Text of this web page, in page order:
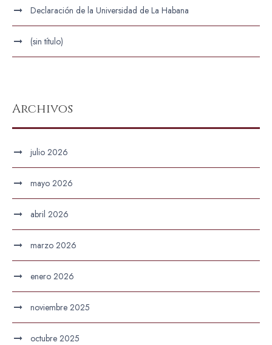
Declaración de la Universidad de La Habana
(sin título)
Archivos
julio 2026
mayo 2026
abril 2026
marzo 2026
enero 2026
noviembre 2025
octubre 2025